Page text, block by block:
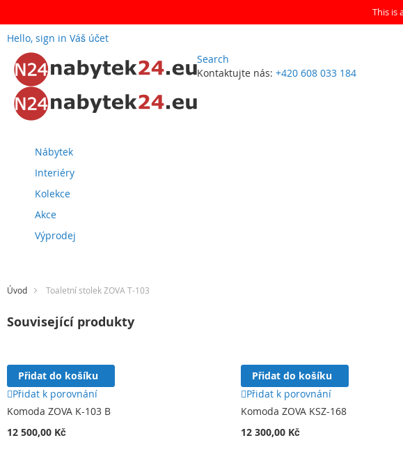
This is
Hello, sign in Váš účet
Search
Kontaktujte nás: +420 608 033 184
na
obsah
Nábytek
Interiéry
Kolekce
Akce
Výprodej
Úvod Toaletní stolek ZOVA T-103
Související produkty
Přidat do košíku
Přidat k porovnání
Komoda ZOVA K-103 B
12 500,00 Kč
Přidat do košíku
Přidat k porovnání
Komoda ZOVA KSZ-168
12 300,00 Kč